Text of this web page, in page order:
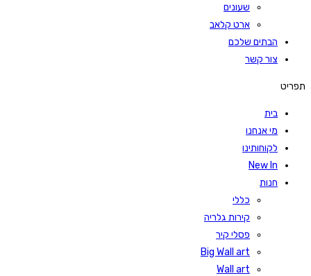
שעונים
ארט קלאב
הבתים שלכם
צור קשר
תפריט
בית
מי אנחנו
לקוחותינו
New In
חנות
כללי
קירות גלריה
פסלי קיר
Big Wall art
Wall art